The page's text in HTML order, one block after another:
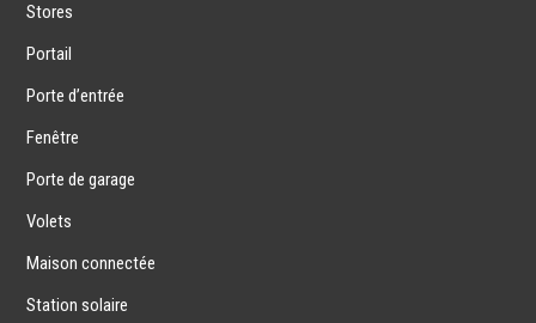
Stores
Portail
Porte d’entrée
Fenêtre
Porte de garage
Volets
Maison connectée
Station solaire